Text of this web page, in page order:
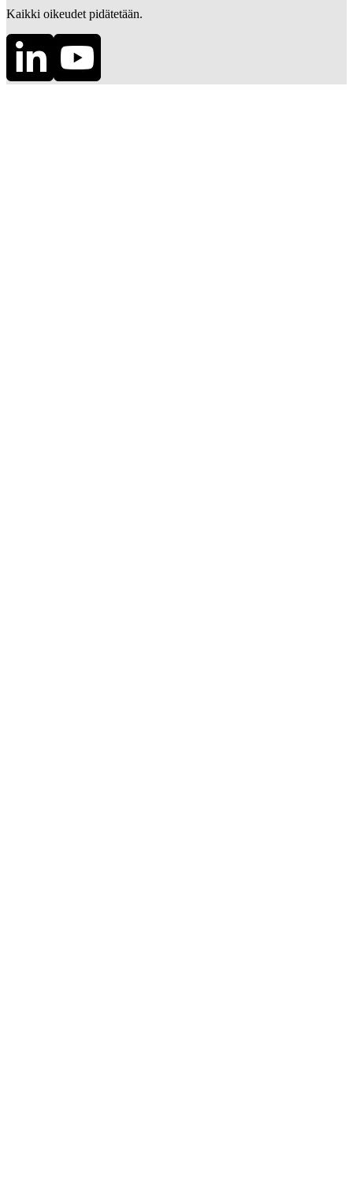
Kaikki oikeudet pidätetään.